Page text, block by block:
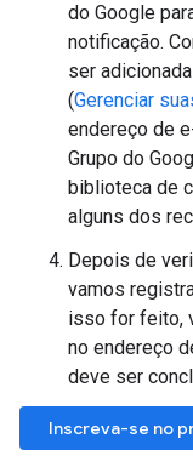
do Google
notificação.
ser
(Gerenciar
endereço de
Grupo do
biblioteca de
alguns dos
Depois de
vamos
isso for feito,
no endereço
deve ser
Inscreva-se no